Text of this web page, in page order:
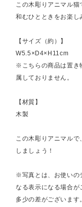
この木彫りアニマル
和むひとときをお楽し
【サイズ（約）】
W5.5×D4×H11cm
※こちらの商品は置き
属しておりません。
【材質】
木製
この木彫りアニマル
しましょう！
※写真とは、お使いの
なる表示になる場合が
多少の差がございま